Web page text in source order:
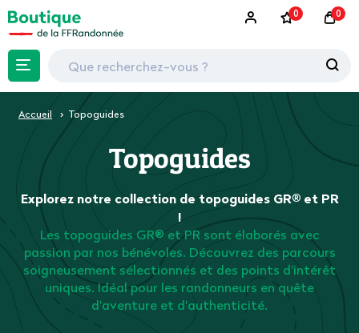
0 0
Accueil Topoguides
Topoguides
Explorez notre collection de topoguides GR® et PR
!
Les topoguides GR® et PR sont élaborés avec
passion par nos bénévoles. Découvrez des parcours
soigneusement sélectionnés et des points d'intérêt
uniques. Idéal pour les randonneurs en quête
d'aventure et d'authenticité.